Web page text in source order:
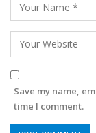
Save my name,
time I comment.